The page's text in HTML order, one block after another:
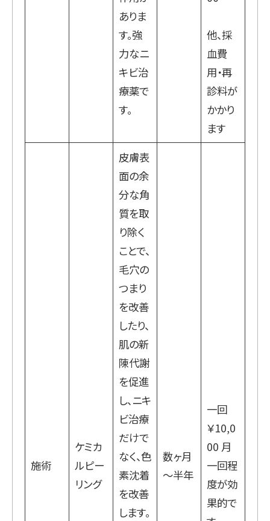
ありま
す。強
力なニ
キビ治
療薬で
す。
他、採
血費
用・再
診料が
かかり
ます
施術
ケミカ
ルピー
リング
皮膚表
面の余
分な角
質を取
り除く
ことで、
毛穴の
つまり
を改善
したり、
肌の新
陳代謝
を促進
し、ニキ
ビ治療
だけで
なく、色
素沈着
を改善
します。
数ヶ月
～半年
一回
￥10,0
00 月
一回程
度が効
果的で